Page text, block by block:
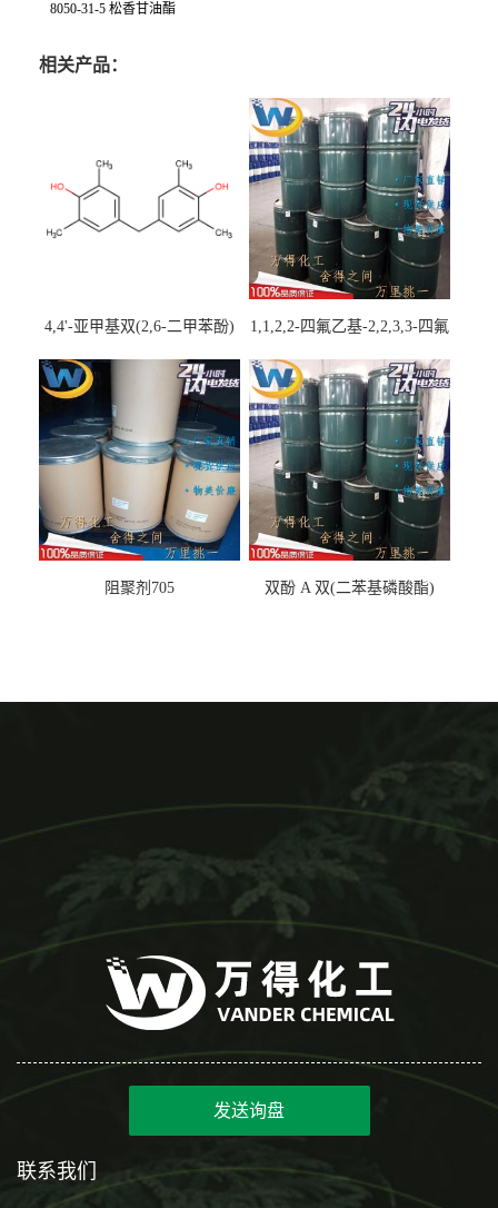
8050-31-5 松香甘油酯
相关产品：
4,4'-亚甲基双(2,6-二甲苯酚)
1,1,2,2-四氟乙基-2,2,3,3-四氟
阻聚剂705 双酚 A 双(二苯基磷酸酯)
发送询盘
联系我们